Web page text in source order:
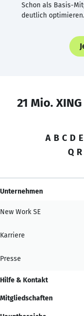
Schon als Basis-
deutlich optimieren.
21 Mio.
A B C D E
Q R
Unternehmen
New Work SE
Karriere
Presse
Hilfe & Kontakt
Mitgliedschaften